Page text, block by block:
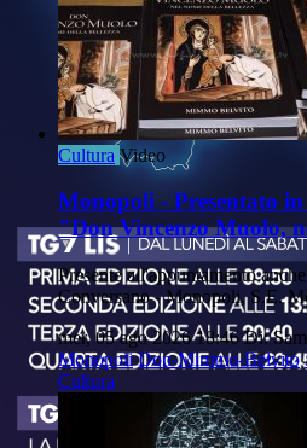
Cultura Video
Monopoli - Presentato
"Don Vincenzo Muolo,
Presente all'appuntamento
Conversano - Monopoli, S.E.
mer, 05 ago 2026 18:46 Di:
Monopoli Don-Mimmo-Belvito
Cultura